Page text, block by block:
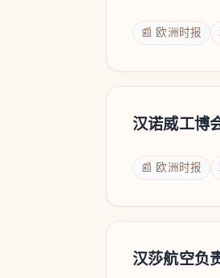
📰 欧洲时报
汉诺威工博
📰 欧洲时报
汉莎航空负